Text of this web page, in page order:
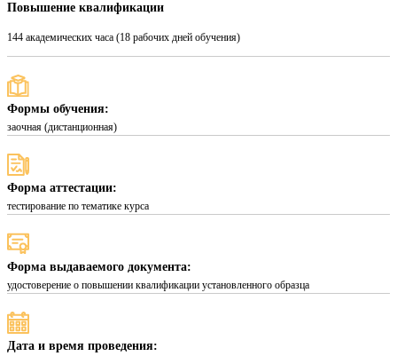
Повышение квалификации
144 академических часа (18 рабочих дней обучения)
Формы обучения:
заочная (дистанционная)
Форма аттестации:
тестирование по тематике курса
Форма выдаваемого документа:
удостоверение о повышении квалификации установленного образца
Дата и время проведения: